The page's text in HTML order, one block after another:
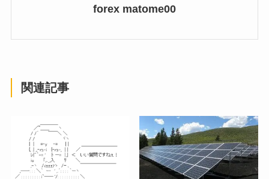
forex matome00
関連記事